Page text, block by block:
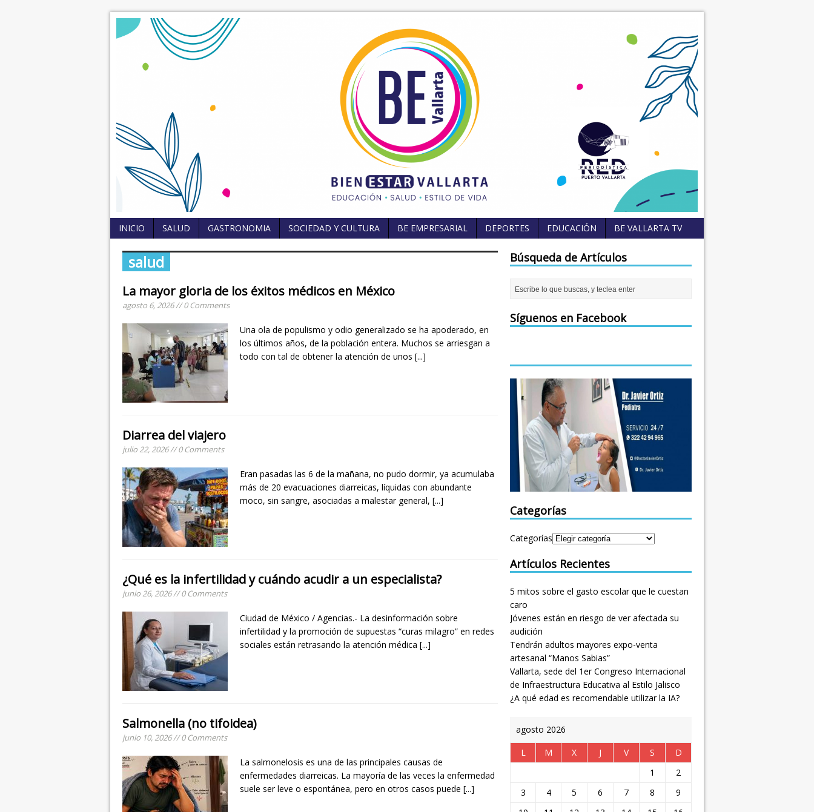
INICIO SALUD GASTRONOMIA SOCIEDAD Y CULTURA BE EMPRESARIAL DEPORTES EDUCACIÓN BE VALLARTA TV
salud
La mayor gloria de los éxitos médicos en México
agosto 6, 2026 // 0 Comments
Una ola de populismo y odio generalizado se ha apoderado, en
los últimos años, de la población entera. Muchos se arriesgan a
todo con tal de obtener la atención de unos [...]
Diarrea del viajero
julio 22, 2026 // 0 Comments
Eran pasadas las 6 de la mañana, no pudo dormir, ya acumulaba
más de 20 evacuaciones diarreicas, líquidas con abundante
moco, sin sangre, asociadas a malestar general, [...]
¿Qué es la infertilidad y cuándo acudir a un especialista?
junio 26, 2026 // 0 Comments
Ciudad de México / Agencias.- La desinformación sobre
infertilidad y la promoción de supuestas “curas milagro” en redes
sociales están retrasando la atención médica [...]
Salmonella (no tifoidea)
junio 10, 2026 // 0 Comments
La salmonelosis es una de las principales causas de
enfermedades diarreicas. La mayoría de las veces la enfermedad
suele ser leve o espontánea, pero en otros casos puede [...]
Búsqueda de Artículos
Síguenos en Facebook
Categorías
Categorías
Artículos Recientes
5 mitos sobre el gasto escolar que le cuestan
caro
Jóvenes están en riesgo de ver afectada su
audición
Tendrán adultos mayores expo-venta
artesanal “Manos Sabias”
Vallarta, sede del 1er Congreso Internacional
de Infraestructura Educativa al Estilo Jalisco
¿A qué edad es recomendable utilizar la IA?
agosto 2026
L
M X J V S
D
1
2
3
4 5 6 7 8
9